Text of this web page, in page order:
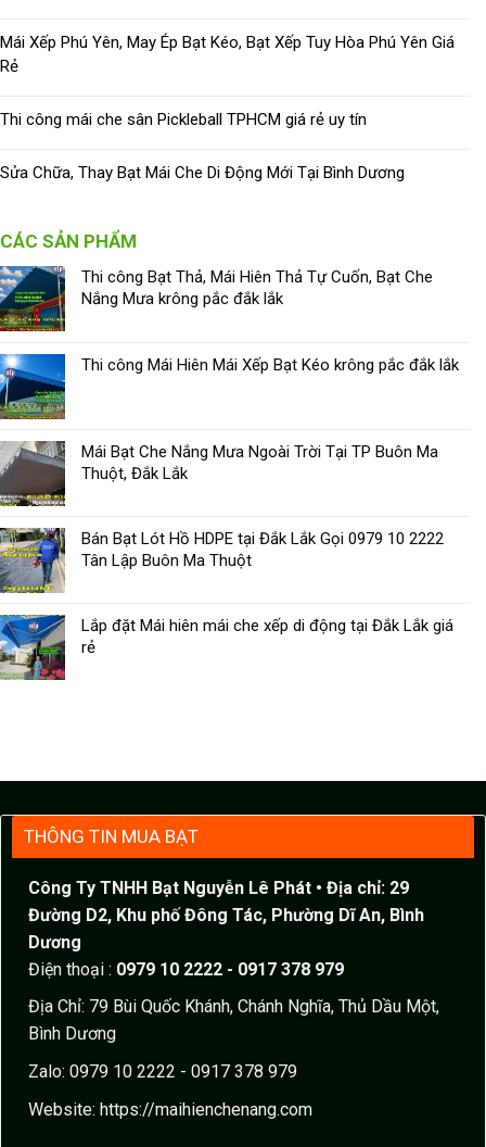
Mái Xếp Phú Yên, May Ép Bạt Kéo, Bạt Xếp Tuy Hòa Phú Yên Giá
Rẻ
Thi công mái che sân Pickleball TPHCM giá rẻ uy tín
Sửa Chữa, Thay Bạt Mái Che Di Động Mới Tại Bình Dương
CÁC SẢN PHẨM
Thi công Bạt Thả, Mái Hiên Thả Tự Cuốn, Bạt Che
Nắng Mưa krông pắc đắk lắk
Thi công Mái Hiên Mái Xếp Bạt Kéo krông pắc đắk lắk
Mái Bạt Che Nắng Mưa Ngoài Trời Tại TP Buôn Ma
Thuột, Đắk Lắk
Bán Bạt Lót Hồ HDPE tại Đắk Lắk Gọi 0979 10 2222
Tân Lập Buôn Ma Thuột
Lắp đặt Mái hiên mái che xếp di động tại Đắk Lắk giá
rẻ
THÔNG TIN MUA BẠT
Công Ty TNHH Bạt Nguyễn Lê Phát • Địa chỉ: 29
Đường D2, Khu phố Đông Tác, Phường Dĩ An, Bình
Dương
Điện thoại : 0979 10 2222 - 0917 378 979
Địa Chỉ: 79 Bùi Quốc Khánh, Chánh Nghĩa, Thủ Dầu Một,
Bình Dương
Zalo: 0979 10 2222 - 0917 378 979
Website: https://maihienchenang.com